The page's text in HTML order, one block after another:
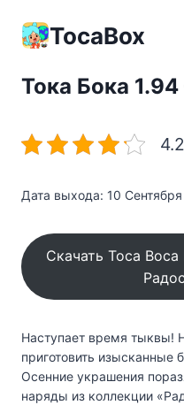
содержимомуTocaBox
Тока Бока
Дата выхода: 10 Сентября
Скачать Toca
Наступает время тыквы!
приготовить
Осенние украшения
наряды из коллекции